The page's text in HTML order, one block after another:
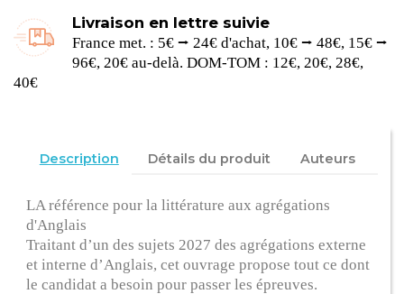
Livraison en lettre suivie
France met. : 5€ ⭢ 24€ d'achat, 10€ ⭢ 48€, 15€ ⭢
96€, 20€ au-delà. DOM-TOM : 12€, 20€, 28€,
40€
Description Détails du produit Auteurs
LA référence pour la littérature aux agrégations
d'Anglais
Traitant d’un des sujets 2027 des agrégations externe
et interne d’Anglais, cet ouvrage propose tout ce dont
le candidat a besoin pour passer les épreuves.